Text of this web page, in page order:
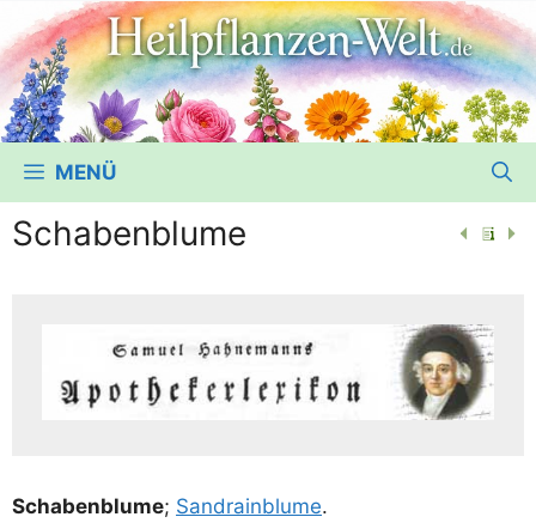
MENÜ
Schabenblume
Scha­ben­blu­me; San­drain­blu­me.